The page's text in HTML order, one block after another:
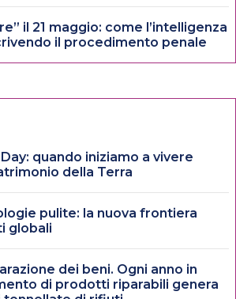
il 21 maggio: come l’intelligenza
il procedimento penale
quando iniziamo a vivere
della Terra
pulite: la nuova frontiera
globali
dei beni. Ogni anno in
di prodotti riparabili genera